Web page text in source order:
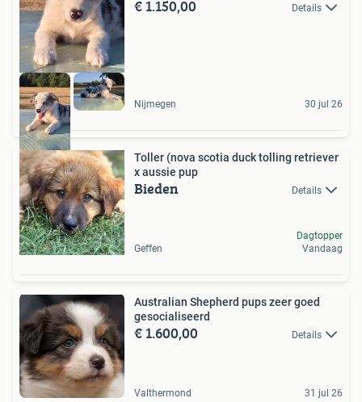
€ 1.150,00 Details
Nijmegen 30 jul 26
Toller (nova scotia duck tolling retriever
x aussie pup
Bieden Details
Geffen
Dagtopper
Vandaag
Australian Shepherd pups zeer goed
gesocialiseerd
€ 1.600,00 Details
Valthermond 31 jul 26